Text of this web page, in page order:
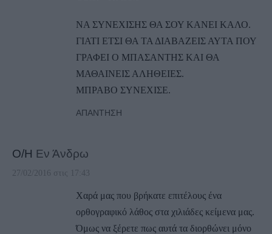
ΝΑ ΣΥΝΕΧΙΣΗΣ ΘΑ ΣΟΥ ΚΑΝΕΙ ΚΑΛΟ.
ΓΙΑΤΙ ΕΤΣΙ ΘΑ ΤΑ ΔΙΑΒΑΖΕΙΣ ΑΥΤΑ ΠΟΥ
ΓΡΑΦΕΙ Ο ΜΠΑΣΑΝΤΗΣ ΚΑΙ ΘΑ
ΜΑΘΑΙΝΕΙΣ ΑΛΗΘΕΙΕΣ.
ΜΠΡΑΒΟ ΣΥΝΕΧΙΣΕ.
ΑΠΆΝΤΗΣΗ
Ο/Η Εν Άνδρω
27/02/2016 στις 17:43
Χαρά μας που βρήκατε επιτέλους ένα
ορθογραφικό λάθος στα χιλιάδες κείμενα μας.
Όμως να ξέρετε πως αυτά τα διορθώνει μόνο